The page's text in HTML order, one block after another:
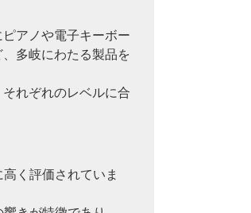
アノや電子キーボー
多岐にわたる製品を
れぞれのレベルに合
く評価されていま